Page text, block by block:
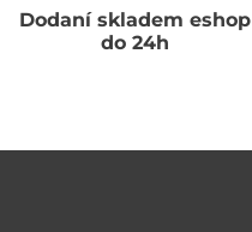
Dodaní skladem eshop
do 24h